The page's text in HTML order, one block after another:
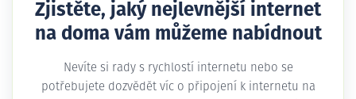
Zjistěte, jaký nejlevnější internet
na doma vám můžeme nabídnout
Nevíte si rady s rychlostí internetu nebo se
potřebujete dozvědět víc o připojení k internetu na